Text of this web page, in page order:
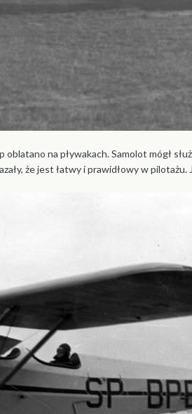
na pływakach. Samolot mógł
że jest łatwy i prawidłowy w